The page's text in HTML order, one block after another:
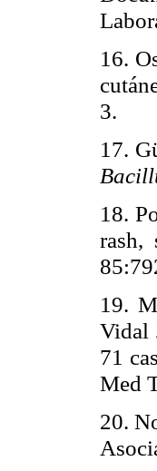
16.
3.
17.
18.
rash,
19.
Vidal
71
Med
20.